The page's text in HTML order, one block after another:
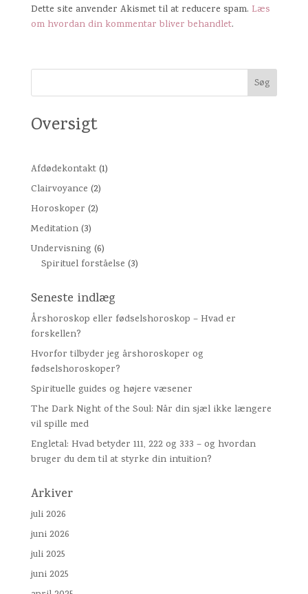
Dette site anvender Akismet til at reducere spam. Læs
om hvordan din kommentar bliver behandlet.
Oversigt
Afdødekontakt(1)
Clairvoyance (2)
Horoskoper (2)
Meditation(3)
Undervisning (6)
Spirituel forståelse (3)
Seneste indlæg
Årshoroskop eller fødselshoroskop – Hvad er
forskellen?
Hvorfor tilbyder jeg årshoroskoper og
fødselshoroskoper?
Spirituelle guides og højere væsener
The Dark Night of the Soul: Når din sjæl ikke længere
vil spille med
Engletal: Hvad betyder 111, 222 og 333 – og hvordan
bruger du dem til at styrke din intuition?
Arkiver
juli 2026
juni 2026
juli 2025
juni 2025